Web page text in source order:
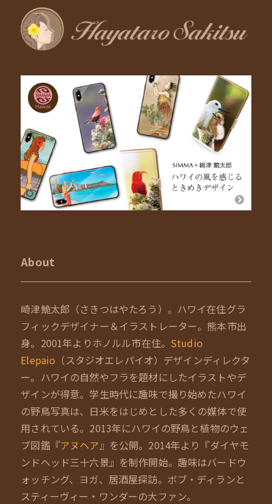
About
崎津鮠太郎（さきつはやたろう）。ハワイ在住グラ
フィックデザイナー＆イラストレーター。熊本市出
身。2001年よりホノルル市在住。 Studio
Elepaio （スタジオエレパイオ）デザインディレクタ
ー。ハワイの自然やフラを題材にしたイラストやデ
ザインが得意。学生時代に趣味で撮り始めたハワイ
の野鳥写真は、日米をはじめとした多くの媒体で使
用されている。2013年にハワイの野鳥と植物のウェ
ブ図鑑『アヌヘア 』を公開。2014年より『ダイヤモ
ンドヘッド三十六景』を制作開始。趣味はバードウ
ォッチング、ヨガ、居酒屋探訪。ボブ・ディランと
スティーヴィー・ワンダーの大ファン。